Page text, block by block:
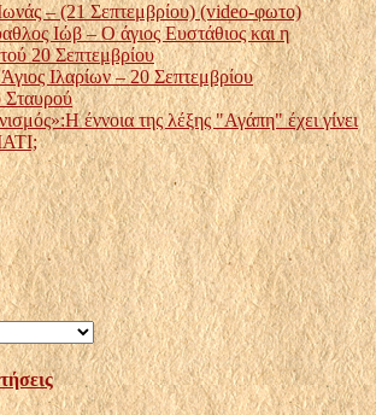
– (21 Σεπτεμβρίου) (video-φωτο)
Ιώβ – Ο άγιος Ευστάθιος και η
20 Σεπτεμβρίου
Ιλαρίων – 20 Σεπτεμβρίου
Σταυρού
έννοια της λέξης "Αγάπη" έχει γίνει